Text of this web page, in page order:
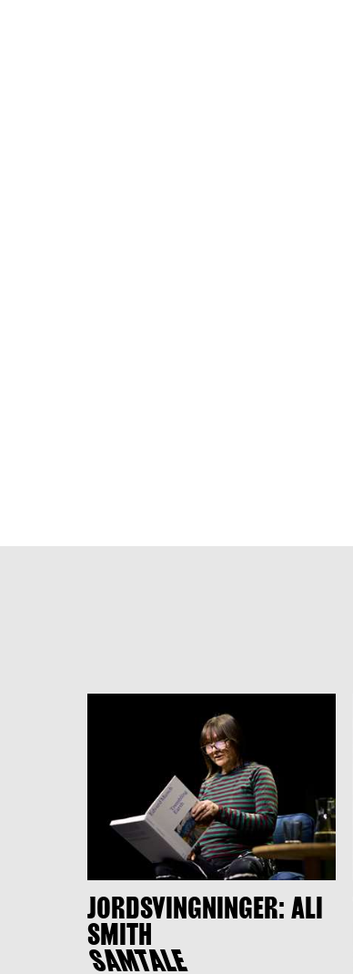
JORDSVINGNINGER: ALI
SMITH
SAMTALE